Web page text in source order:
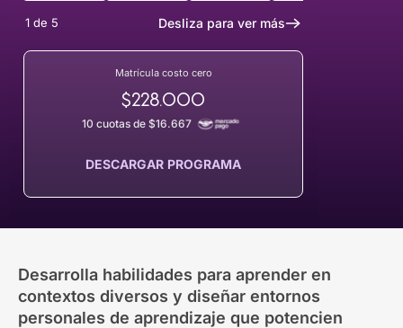
1 de 5 Desliza para ver más
Matrícula costo cero
$228.000
10 cuotas de $16.667
DESCARGAR PROGRAMA
Desarrolla habilidades para aprender en
contextos diversos y diseñar entornos
personales de aprendizaje que potencien